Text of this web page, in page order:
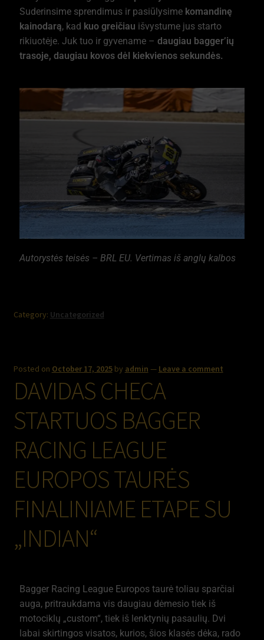
Suderinsime sprendimus ir pasiūlysime komandinę
kainodarą, kad kuo greičiau išvystume jus starto
rikiuotėje. Juk tuo ir gyvename – daugiau bagger’ių
trasoje, daugiau kovos dėl kiekvienos sekundės.
Autorystės teisės – BRL EU. Vertimas iš anglų kalbos
Category: Uncategorized
Posted on October 17, 2025 by admin — Leave a comment
DAVIDAS CHECA
STARTUOS BAGGER
RACING LEAGUE
EUROPOS TAURĖS
FINALINIAME ETAPE SU
„INDIAN“
Bagger Racing League Europos taurė toliau sparčiai
auga, pritraukdama vis daugiau dėmesio tiek iš
motociklų „custom“, tiek iš lenktynių pasaulių. Dvi
labai skirtingos visatos, kurios, šios klasės dėka, rado